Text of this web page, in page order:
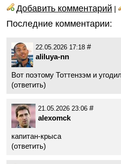
Добавить комментарий |
Последние комментарии:
22.05.2026 17:18 #
aliluya-nn
Вот поэтому Тоттензэм и
(ответить)
21.05.2026 23:06 #
alexomck
капитан-крыса
(ответить)